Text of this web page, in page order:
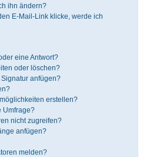
ihn ändern?
E-Mail-Link klicke, werde ich
eine Antwort?
oder löschen?
anfügen?
erstellen?
Umfrage?
nicht zugreifen?
anfügen?
melden?